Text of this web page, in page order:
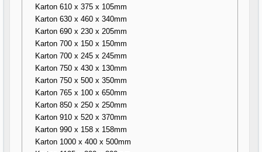
Karton 610 x 375 x 105mm
Karton 630 x 460 x 340mm
Karton 690 x 230 x 205mm
Karton 700 x 150 x 150mm
Karton 700 x 245 x 245mm
Karton 750 x 430 x 130mm
Karton 750 x 500 x 350mm
Karton 765 x 100 x 650mm
Karton 850 x 250 x 250mm
Karton 910 x 520 x 370mm
Karton 990 x 158 x 158mm
Karton 1000 x 400 x 500mm